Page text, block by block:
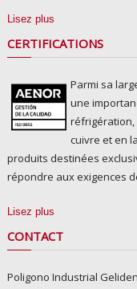
Lisez plus
CERTIFICATIONS
Parmi sa
une
réfrigération,
cuivre et en
produits destinées
répondre aux exigences
Lisez plus
CONTACT
Poligono Industrial